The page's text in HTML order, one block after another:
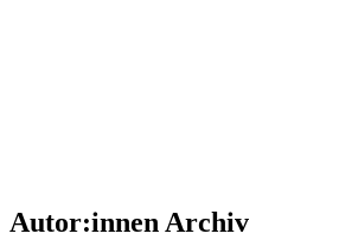
Autor:innen Archiv